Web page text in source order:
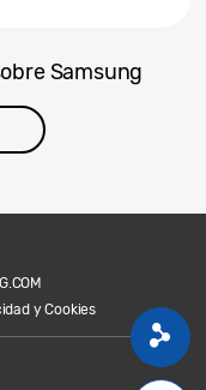
Samsung
y Cookies